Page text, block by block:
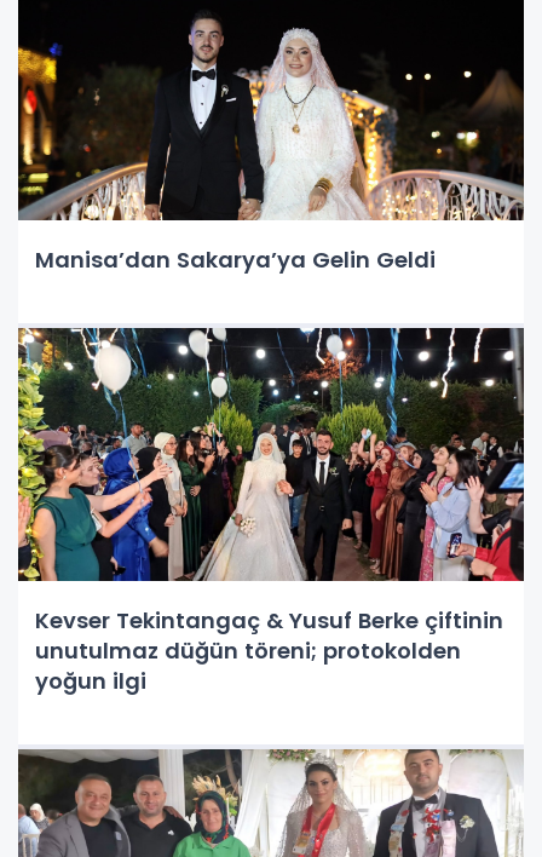
Manisa’dan Sakarya’ya Gelin Geldi
Kevser Tekintangaç & Yusuf Berke çiftinin
unutulmaz düğün töreni; protokolden
yoğun ilgi